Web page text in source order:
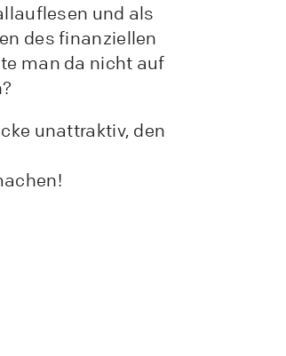
und als
des finanziellen
man da nicht auf
unattraktiv, den